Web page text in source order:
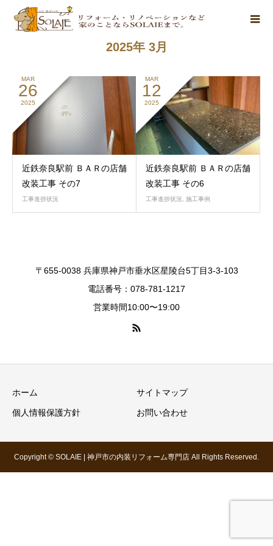
2025年 3月
MAR
26
2025
近鉄奈良駅前 ＢＡＲの店舗
改装工事 その7
工事進捗状況
MAR
12
2025
近鉄奈良駅前 ＢＡＲの店舗
改装工事 その6
工事進捗状況, 施工事例
〒655-0038 兵庫県神戸市垂水区星陵台5丁目3-3-103
電話番号：078-781-1217
営業時間10:00〜19:00
ホーム サイトマップ
個人情報保護方針 お問い合わせ
Copyright © SOLAIE | 神戸市の内装リフォーム専門店 All Rights Reserved.